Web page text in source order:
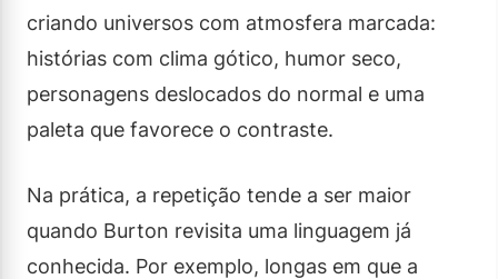
criando universos com atmosfera marcada:
histórias com clima gótico, humor seco,
personagens deslocados do normal e uma
paleta que favorece o contraste.
Na prática, a repetição tende a ser maior
quando Burton revisita uma linguagem já
conhecida. Por exemplo, longas em que a